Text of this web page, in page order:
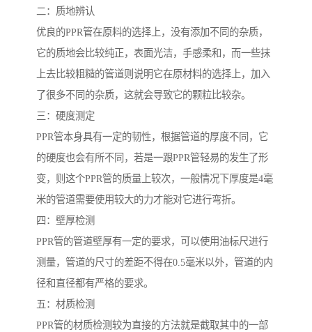
二：质地辨认
优良的PPR管在原料的选择上，没有添加不同的杂质，
它的质地会比较纯正，表面光洁，手感柔和，而一些抹
上去比较粗糙的管道则说明它在原材料的选择上，加入
了很多不同的杂质，这就会导致它的颗粒比较杂。
三：硬度测定
PPR管本身具有一定的韧性，根据管道的厚度不同，它
的硬度也会有所不同，若是一跟PPR管轻易的发生了形
变，则这个PPR管的质量上较次，一般情况下厚度是4毫
米的管道需要使用较大的力才能对它进行弯折。
四：壁厚检测
PPR管的管道壁厚有一定的要求，可以使用油标尺进行
测量，管道的尺寸的差距不得在0.5毫米以外，管道的内
径和直径都有严格的要求。
五：材质检测
PPR管的材质检测较为直接的方法就是截取其中的一部